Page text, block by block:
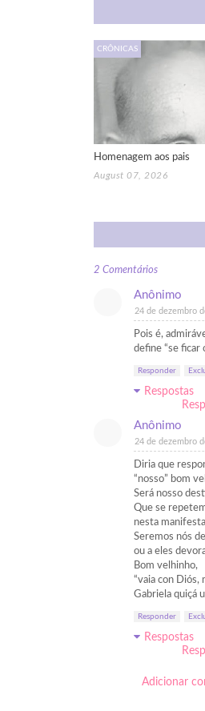
CRÔNICAS
Homenagem aos pais
August 07, 2026
2 Comentários
Anônimo
24 de dezembro
Pois é,
define “se ficar
Responder
Respostas
Anônimo
24 de dezembro
Diria que
“nosso” bom
Será nosso
Que se
nesta
Seremos nós
ou a eles
Bom velhinho,
“vaia con Diós,
Gabriela quiçá
Responder
Respostas
Adicionar